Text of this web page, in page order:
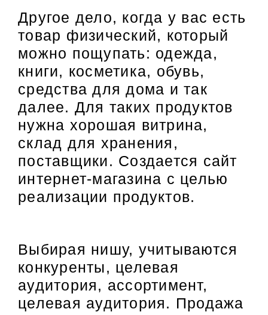
Другое дело, когда у вас есть
товар физический, который
можно пощупать: одежда,
книги, косметика, обувь,
средства для дома и так
далее. Для таких продуктов
нужна хорошая витрина,
склад для хранения,
поставщики. Создается сайт
интернет-магазина с целью
реализации продуктов.
Выбирая нишу, учитываются
конкуренты, целевая
аудитория, ассортимент,
целевая аудитория. Продажа